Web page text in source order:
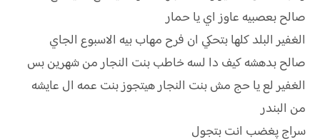
صالح بعصبيه عاوز اي يا حمار
الغفير البلد كلها بتحكي ان فرح مهاب بيه الاسبوع الجاي
صالح بدهشه كيف دا لسه خاطب بنت النجار من شهرين بس
الغفير لع يا حج مش بنت النجار هيتجوز بنت عمه ال عايشه
من البندر
سراج پغضب انت بتجول